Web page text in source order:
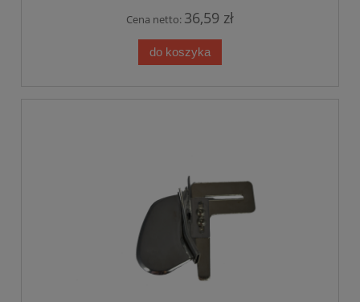
Cena netto: 36,59 zł
do koszyka